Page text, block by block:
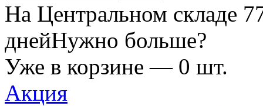
На Центральном складе
днейНужно больше?
Уже в корзине — 0 шт.
Акция